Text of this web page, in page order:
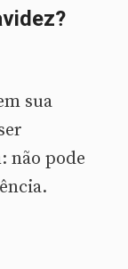
sua
não pode